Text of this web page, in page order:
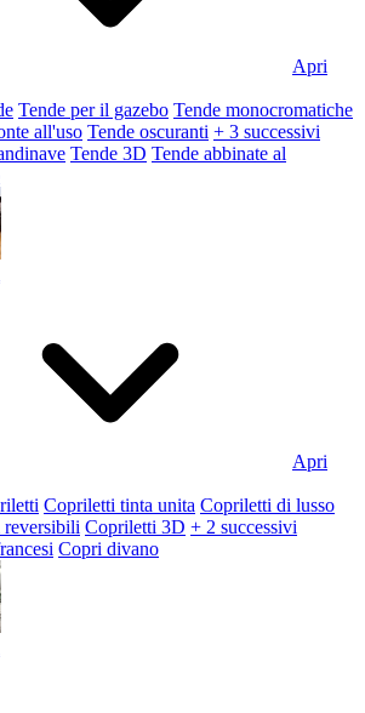
Apri
Tende per il gazebo Tende monocromatiche
all'uso Tende oscuranti + 3 successivi
Tende 3D Tende abbinate al
Apri
Copriletti tinta unita Copriletti di lusso
Copriletti 3D + 2 successivi
Copri divano